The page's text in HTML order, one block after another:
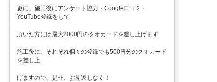
更に、施工後にアンケート協力・Google口コミ・
YouTube登録をして
頂いた方には最大2000円のクオカードを差し上げます
施工後に、それぞれ個々の登録でも500円分のクオカード
を差し上
げますので、是非、お見逃しなく！